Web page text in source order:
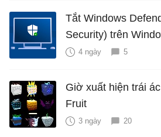
Tắt Windows
Security) trên
4 ngày 5
Giờ xuất hiện trái
Fruit
3 ngày 20